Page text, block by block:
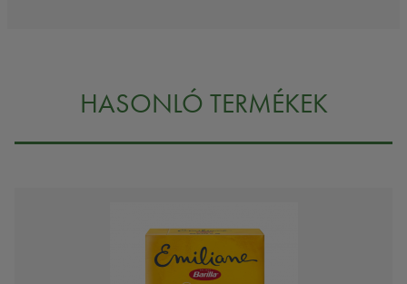
HASONLÓ TERMÉKEK